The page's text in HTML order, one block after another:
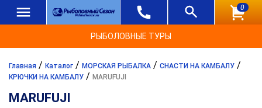
0
РЫБОЛОВНЫЕ ТУРЫ
Главная / Каталог / МОРСКАЯ РЫБАЛКА / СНАСТИ НА КАМБАЛУ /
КРЮЧКИ НА КАМБАЛУ / MARUFUJI
MARUFUJI